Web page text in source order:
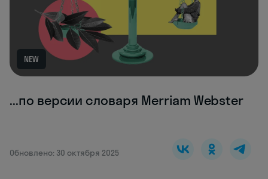
NEW
...по версии словаря Merriam Webster
Обновлено: 30 октября 2025